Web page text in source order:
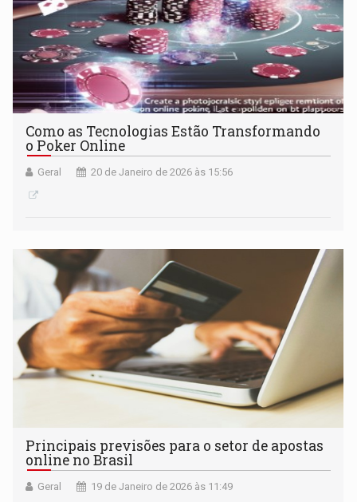
Como as Tecnologias Estão Transformando
o Poker Online
Geral 20 de Janeiro de 2026 às 15:56
Principais previsões para o setor de apostas
online no Brasil
Geral 19 de Janeiro de 2026 às 11:49